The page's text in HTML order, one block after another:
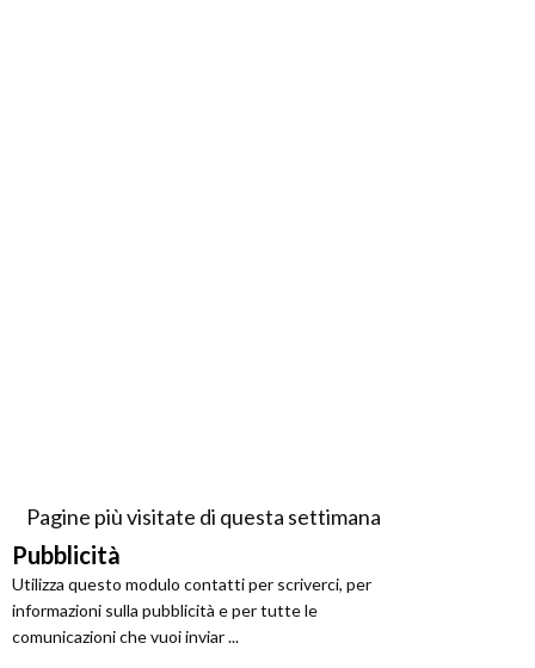
Pagine più visitate di questa settimana
Pubblicità
Utilizza questo modulo contatti per scriverci, per
informazioni sulla pubblicità e per tutte le
comunicazioni che vuoi inviar ...